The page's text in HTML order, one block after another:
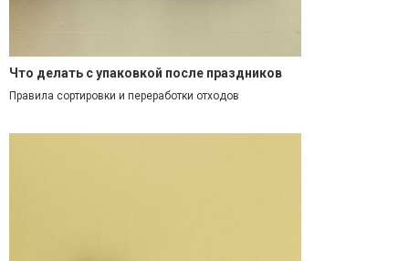
Что делать с упаковкой после праздников
Правила сортировки и переработки отходов